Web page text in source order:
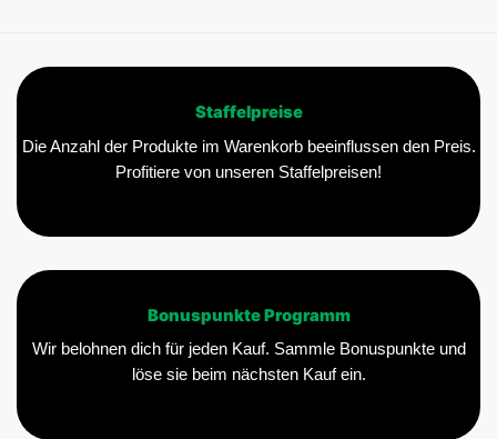
Staffelpreise
Die Anzahl der Produkte im Warenkorb beeinflussen den Preis.
Profitiere von unseren Staffelpreisen!
Bonuspunkte Programm
Wir belohnen dich für jeden Kauf. Sammle Bonuspunkte und
löse sie beim nächsten Kauf ein.